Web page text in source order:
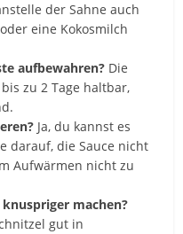
der Sahne auch
eine Kokosmilch
aufbewahren? Die
zu 2 Tage haltbar,
Ja, du kannst es
darauf, die Sauce nicht
Aufwärmen nicht zu
machen?
gut in